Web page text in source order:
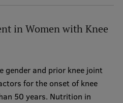
in Women with Knee
gender and prior knee joint
for the onset of knee
50 years. Nutrition in